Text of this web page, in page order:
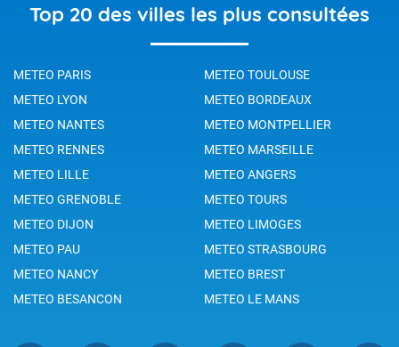
Top 20 des villes les plus consultées
METEO PARIS
METEO TOULOUSE
METEO LYON
METEO BORDEAUX
METEO NANTES
METEO MONTPELLIER
METEO RENNES
METEO MARSEILLE
METEO LILLE
METEO ANGERS
METEO GRENOBLE
METEO TOURS
METEO DIJON
METEO LIMOGES
METEO PAU
METEO STRASBOURG
METEO NANCY
METEO BREST
METEO BESANCON
METEO LE MANS